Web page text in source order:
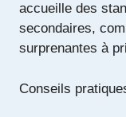
accueille des
secondaires,
surprenantes à
Conseils